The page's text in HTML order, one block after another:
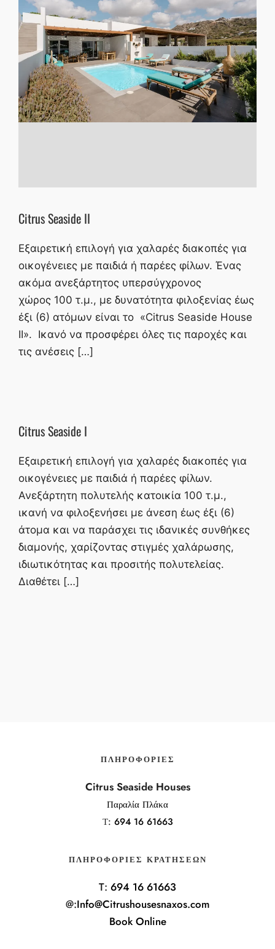
Citrus Seaside II
Εξαιρετική επιλογή για χαλαρές διακοπές για
οικογένειες με παιδιά ή παρέες φίλων. Ένας
ακόμα ανεξάρτητος υπερσύγχρονος
χώρος 100 τ.μ., με δυνατότητα φιλοξενίας έως
έξι (6) ατόμων είναι το «Citrus Seaside House
II». Ικανό να προσφέρει όλες τις παροχές και
τις ανέσεις […]
Citrus Seaside I
Εξαιρετική επιλογή για χαλαρές διακοπές για
οικογένειες με παιδιά ή παρέες φίλων.
Ανεξάρτητη πολυτελής κατοικία 100 τ.μ.,
ικανή να φιλοξενήσει με άνεση έως έξι (6)
άτομα και να παράσχει τις ιδανικές συνθήκες
διαμονής, χαρίζοντας στιγμές χαλάρωσης,
ιδιωτικότητας και προσιτής πολυτελείας.
Διαθέτει […]
ΠΛΗΡΟΦΟΡΊΕΣ
Citrus Seaside Houses
Παραλία Πλάκα
Τ: 694 16 61663
ΠΛΗΡΟΦΟΡΊΕΣ ΚΡΑΤΉΣΕΩΝ
T: 694 16 61663
@:Info@Citrushousesnaxos.com
Book Online